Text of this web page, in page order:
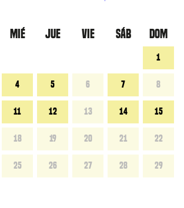
MIÉ JUE VIE SÁB DOM
1
4 5 6 7 8
11 12 13 14 15
18 19 20 21 22
25 26 27 28 29